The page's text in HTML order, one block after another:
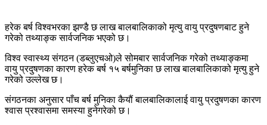
हरेक बर्ष विश्वभरका झण्डै छ लाख बालबालिकाको मृत्यु वायु प्रदुषणबाट हुने
गरेको तथ्याङ्क सार्वजनिक भएको छ।
विश्व स्वास्थ्य संगठन (डब्लुएचओ)ले सोमबार सार्वजनिक गरेको तथ्याङ्कमा
वायु प्रदुषणका कारण हरेक बर्ष १५ बर्षमुनिका छ लाख बालबालिकाको मृत्यु हुने
गरेको उल्लेख छ।
संगठनका अनुसार पाँच बर्ष मुनिका कैयौं बालबालिकालाई वायु प्रदुषणका कारण
श्वास प्रश्वासमा समस्या हुनेगरेको छ।